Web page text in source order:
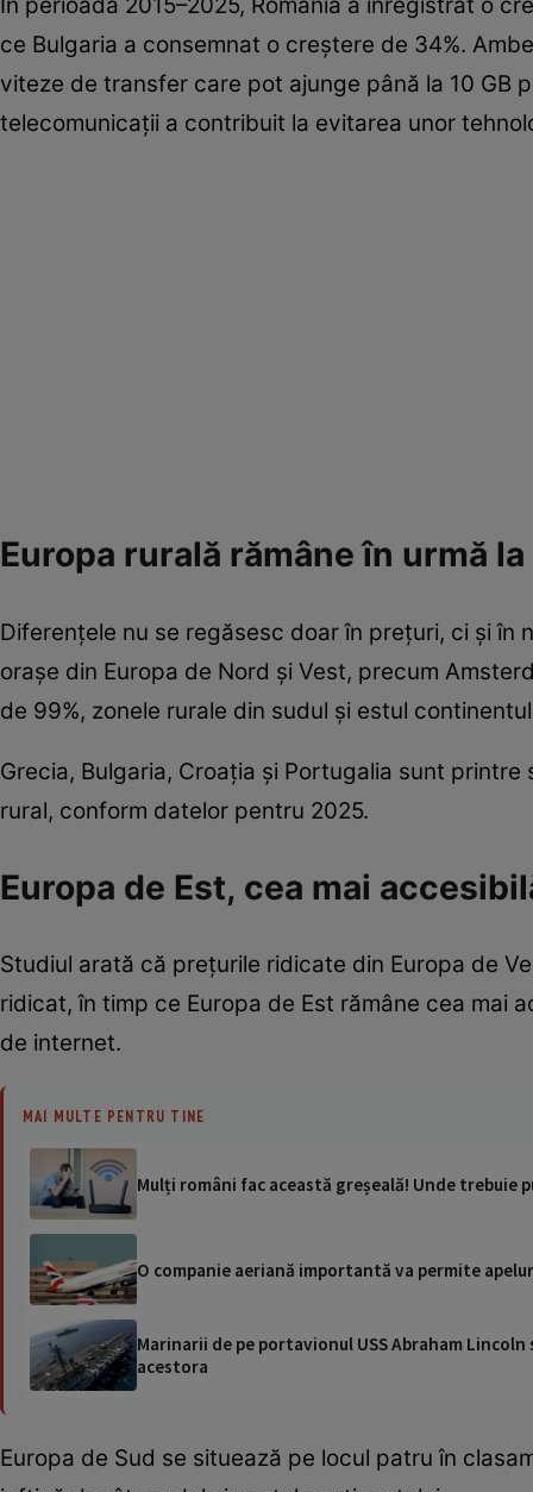
ce Bulgaria a consemnat o creștere de 34%.
viteze de transfer care pot ajunge până la 10 GB
telecomunicații a contribuit la evitarea unor
Europa rurală rămâne în urmă
Diferențele nu se regăsesc doar în prețuri, ci și în
orașe din Europa de Nord și Vest, precum
de 99%, zonele rurale din sudul și estul
Grecia, Bulgaria, Croația și Portugalia sunt
rural, conform datelor pentru 2025.
Europa de Est, cea mai
Studiul arată că prețurile ridicate din Europa de
ridicat, în timp ce Europa de Est rămâne cea mai
de internet.
MAI MULTE PENTRU TINE
Mulți români fac această greșeală! Unde trebuie
O companie aeriană importantă va permite
Marinarii de pe portavionul USS Abraham
acestora
Europa de Sud se situează pe locul patru în